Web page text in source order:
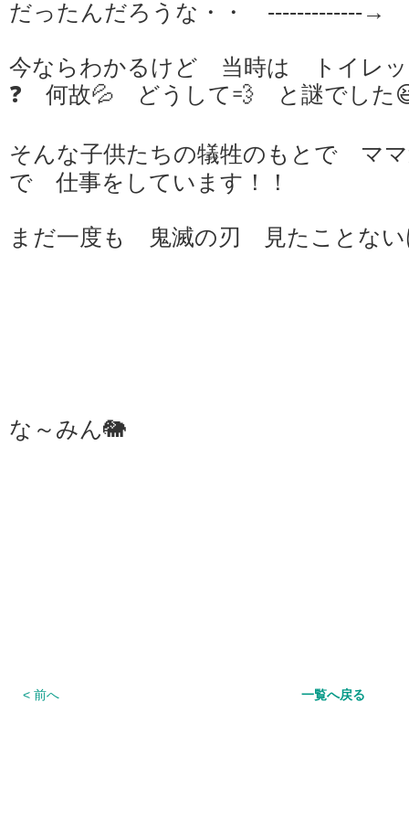
だったんだろうな・・ -------------→
今ならわかるけど 当時は トイレッ
❓ 何故💦 どうして💨 と謎でした
そんな子供たちの犠牲のもとで マ
で 仕事をしています！！
まだ一度も 鬼滅の刃 見たことない
な～みん🐘
< 前へ 一覧へ戻る